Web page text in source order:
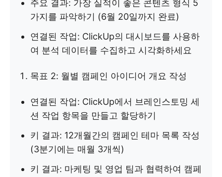
주요 결과: 가장 실적이 좋은 콘텐츠 형식 5
가지를 파악하기 (6월 20일까지 완료)
연결된 작업: ClickUp의 대시보드를 사용하
여 분석 데이터를 수집하고 시각화하세요
목표 2: 월별 캠페인 아이디어 개요 작성
연결된 작업: ClickUp에서 브레인스토밍 세
션 작업 항목을 만들고 할당하기
키 결과: 12개월간의 캠페인 테마 목록 작성
(3분기에는 매월 3개씩)
키 결과: 마케팅 및 영업 팀과 협력하여 캠페